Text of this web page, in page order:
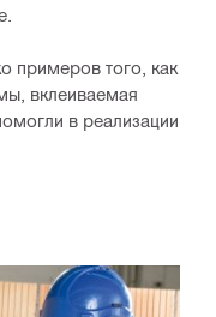
примеров того, как
вклеиваемая
в реализации